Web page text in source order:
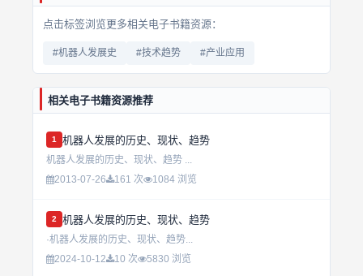
点击标签浏览更多相关电子书籍资源：
#机器人发展史 #技术趋势 #产业应用
相关电子书籍资源推荐
1 机器人发展的历史、现状、趋势
机器人发展的历史、现状、趋势 ...
2013-07-26
161 次 1084 浏览
2 机器人发展的历史、现状、趋势
·机器人发展的历史、现状、趋势...
2024-10-12
10 次 5830 浏览